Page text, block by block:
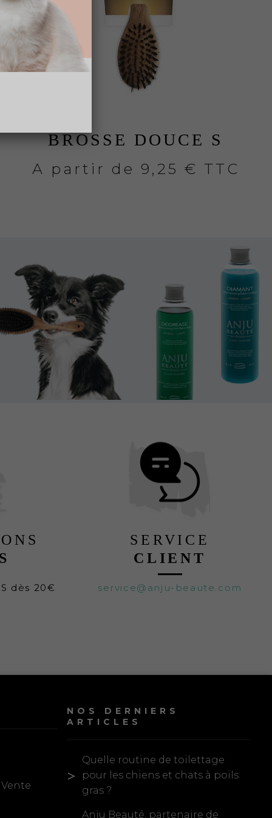
BROSSE DOUCE S
A partir de 9,25 € TTC
dès 20€
SERVICE
CLIENT
service@anju-beaute.com
NOS DERNIERS
ARTICLES
Quelle routine de toilettage
pour les chiens et chats à poils
gras ?
Anju Beauté, partenaire de